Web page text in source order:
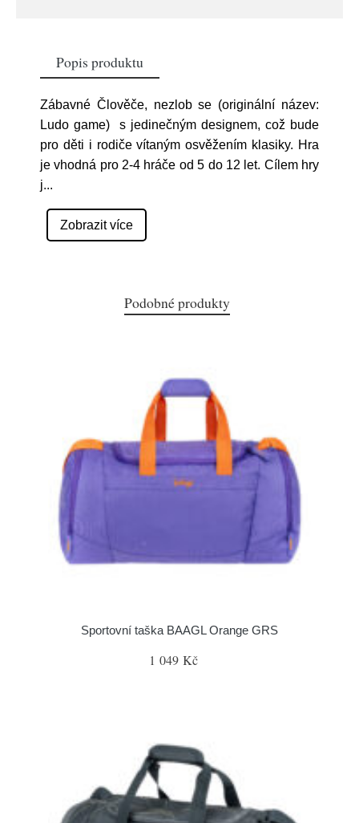
Popis produktu
Zábavné Člověče, nezlob se (originální název:
Ludo game) s jedinečným designem, což bude
pro děti i rodiče vítaným osvěžením klasiky. Hra
je vhodná pro 2-4 hráče od 5 do 12 let. Cílem hry
j...
Zobrazit více
Podobné produkty
Sportovní taška BAAGL Orange GRS
1 049 Kč